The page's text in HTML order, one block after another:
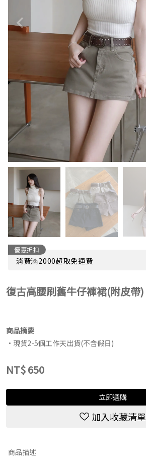
優惠折扣
消費滿2000超取免運費
復古高腰刷舊牛仔褲裙(附皮帶)
商品摘要
•現貨2-5個工作天出貨(不含假日)
NT$650
立即選購
加入收藏清單
商品描述